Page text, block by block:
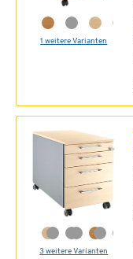
1 weitere Varianten
3 weitere Varianten